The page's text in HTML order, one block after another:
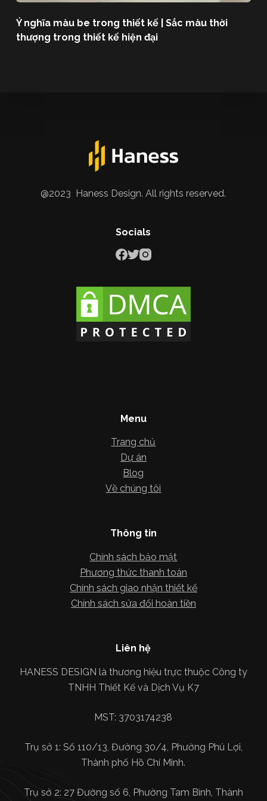
Ý nghĩa màu be trong thiết kế | Sắc màu thời
thượng trong thiết kế hiện đại
@2023 Haness Design. All rights reserved.
Socials
Menu
Trang chủ
Dự án
Blog
Về chúng tôi
Thông tin
Chính sách bảo mật
Phương thức thanh toán
Chính sách giao nhận thiết kế
Chính sách sửa đổi hoàn tiền
Liên hệ
HANESS DESIGN là thương hiệu trực thuộc Công ty
TNHH Thiết Kế và Dịch Vụ K7
MST: 3703174238
Trụ sở 1: Số 110/13, Đường 30/4, Phường Phú Lợi,
Thành phố Hồ Chí Minh.
Trụ sở 2: 27 Đường số 6, Phường Tam Bình, Thành